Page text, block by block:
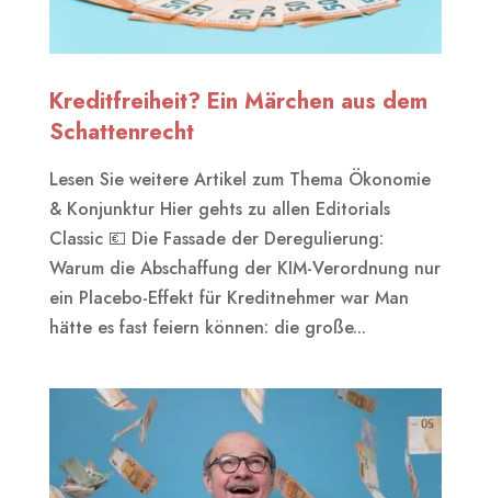
Kreditfreiheit? Ein Märchen aus dem
Schattenrecht
Lesen Sie weitere Artikel zum Thema Ökonomie
& Konjunktur Hier gehts zu allen Editorials
Classic 💶 Die Fassade der Deregulierung:
Warum die Abschaffung der KIM-Verordnung nur
ein Placebo-Effekt für Kreditnehmer war Man
hätte es fast feiern können: die große...